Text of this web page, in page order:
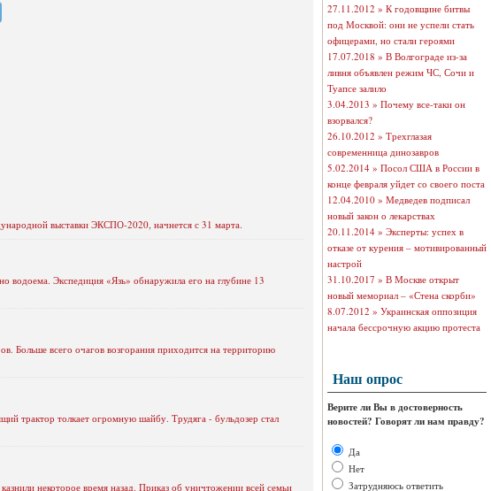
выставки ЭКСПО-2020, начнется с 31 марта.
водоема. Экспедиция «Язь» обнаружила его на глубине 13
Больше всего очагов возгорания приходится на территорию
трактор толкает огромную шайбу. Трудяга - бульдозер стал
некоторое время назад. Приказ об уничтожении всей семьи
27.11.2012 » К годовщине битвы
под Москвой: они не успели стать
офицерами, но стали героями
17.07.2018 » В Волгограде из-за
ливня объявлен режим ЧС, Сочи и
Туапсе залило
3.04.2013 » Почему все-таки он
взорвался?
26.10.2012 » Трехглазая
современница динозавров
5.02.2014 » Посол США в России в
конце февраля уйдет со своего поста
12.04.2010 » Медведев подписал
новый закон о лекарствах
20.11.2014 » Эксперты: успех в
отказе от курения – мотивированный
настрой
31.10.2017 » В Москве открыт
новый мемориал – «Стена скорби»
8.07.2012 » Украинская оппозиция
начала бессрочную акцию протеста
Наш опрос
Верите ли Вы в достоверность
новостей? Говорят ли нам правду?
Да
Нет
Затрудняюсь ответить